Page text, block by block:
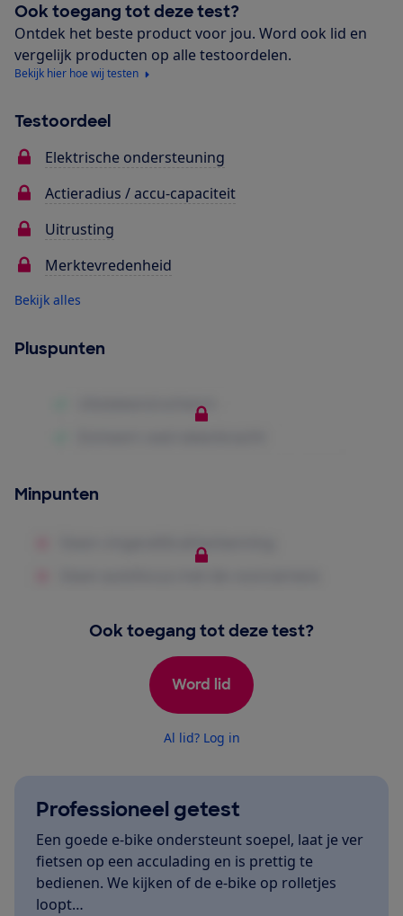
Ook toegang tot deze test?
Ontdek het beste product voor jou. Word ook lid en
vergelijk producten op alle testoordelen.
Bekijk hier hoe wij testen
Testoordeel
Elektrische ondersteuning
Actieradius / accu-capaciteit
Uitrusting
Merktevredenheid
Bekijk alles
Pluspunten
Minpunten
Ook toegang tot deze test?
Word lid
Al lid? Log in
Professioneel getest
Een goede e-bike ondersteunt soepel, laat je ver
fietsen op een acculading en is prettig te
bedienen. We kijken of de e-bike op rolletjes
loopt…